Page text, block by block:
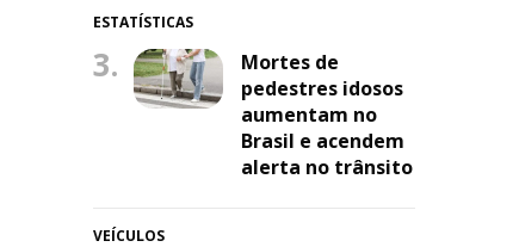
ESTATÍSTICAS
3.
Mortes de
pedestres idosos
aumentam no
Brasil e acendem
alerta no trânsito
VEÍCULOS